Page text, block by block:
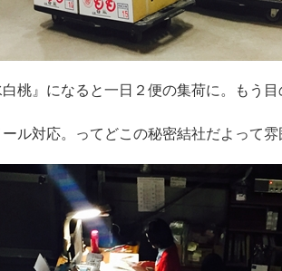
桃』になると一日２便の集荷に。もう
ル対応。ってどこの秘密結社だよって雰